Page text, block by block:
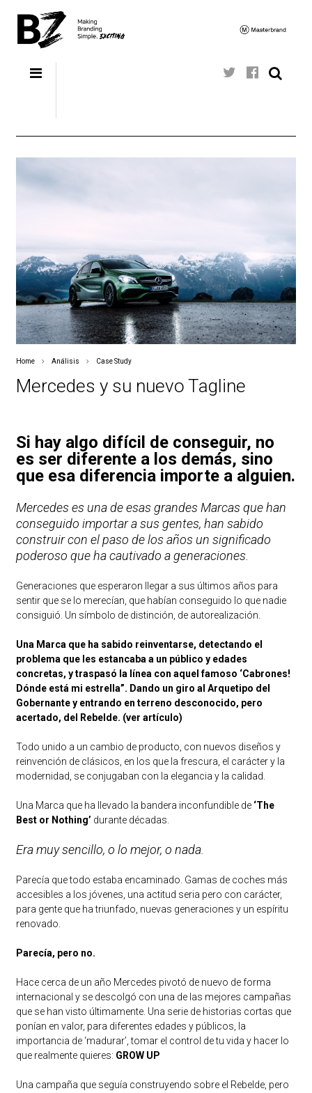
Home Análisis Case Study
Mercedes y su nuevo Tagline
Si hay algo difícil de conseguir, no
es ser diferente a los demás, sino
que esa diferencia importe a alguien.
Mercedes es una de esas grandes Marcas que han
conseguido importar a sus gentes, han sabido
construir con el paso de los años un significado
poderoso que ha cautivado a generaciones.
Generaciones que esperaron llegar a sus últimos años para
sentir que se lo merecían, que habían conseguido lo que nadie
consiguió. Un símbolo de distinción, de autorealización.
Una Marca que ha sabido reinventarse, detectando el
problema que les estancaba a un público y edades
concretas, y traspasó la línea con aquel famoso ‘Cabrones!
Dónde está mi estrella”. Dando un giro al Arquetipo del
Gobernante y entrando en terreno desconocido, pero
acertado, del Rebelde. (ver artículo)
Todo unido a un cambio de producto, con nuevos diseños y
reinvención de clásicos, en los que la frescura, el carácter y la
modernidad, se conjugaban con la elegancia y la calidad.
Una Marca que ha llevado la bandera inconfundible de ‘The
Best or Nothing’ durante décadas.
Era muy sencillo, o lo mejor, o nada.
Parecía que todo estaba encaminado. Gamas de coches más
accesibles a los jóvenes, una actitud seria pero con carácter,
para gente que ha triunfado, nuevas generaciones y un espíritu
renovado.
Parecía, pero no.
Hace cerca de un año Mercedes pivotó de nuevo de forma
internacional y se descolgó con una de las mejores campañas
que se han visto últimamente. Una serie de historias cortas que
ponían en valor, para diferentes edades y públicos, la
importancia de ‘madurar’, tomar el control de tu vida y hacer lo
que realmente quieres: GROW UP
Una campaña que seguía construyendo sobre el Rebelde, pero